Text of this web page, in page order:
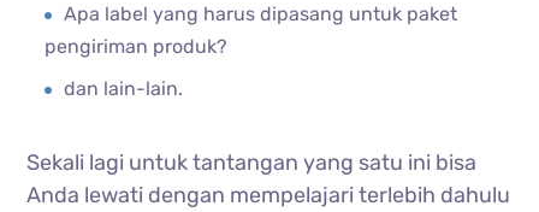
Apa label yang harus dipasang untuk paket
pengiriman produk?
dan lain-lain.
Sekali lagi untuk tantangan yang satu ini bisa
Anda lewati dengan mempelajari terlebih dahulu